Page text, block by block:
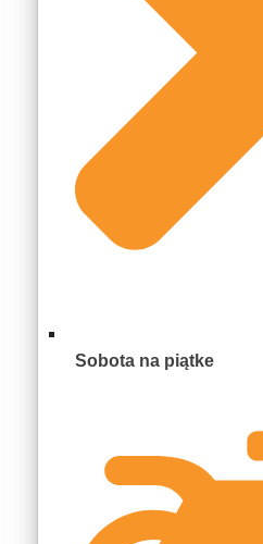
Sobota na piątke